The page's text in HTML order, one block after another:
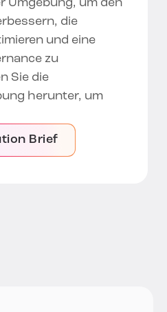
Umgebung, um den
die
und eine
zu
Sie die
herunter, um
Brief